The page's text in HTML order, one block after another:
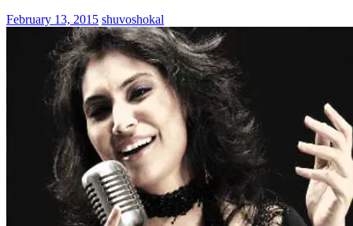
February 13, 2015 shuvoshokal